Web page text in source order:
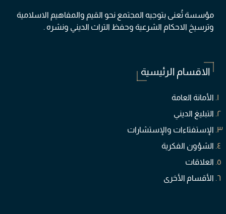
مؤسسة تُعنی بتوجيه المجتمع نحو القيم والمفاهيم الاسلامية
وترسيخ الاحكام الشرعية وحفظ التراث الديني ونشره .
الاقسام الرئيسية
الأمانة العامة
التبليغ الديني
الإستفتاءات والإستشارات
الشؤون الفكرية
العلاقات
الأقسام الأخرى